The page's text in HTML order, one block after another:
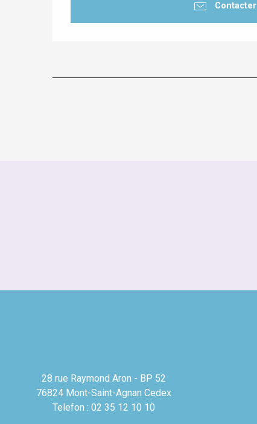
Contacter
28 rue Raymond Aron - BP 52
76824 Mont-Saint-Agnan Cedex
Telefon : 02 35 12 10 10